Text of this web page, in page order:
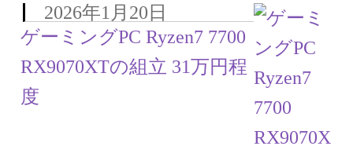
ゲーミングPC Ryzen7 7700
RX9070XTの組立 31万円程
度
2026年1月20日